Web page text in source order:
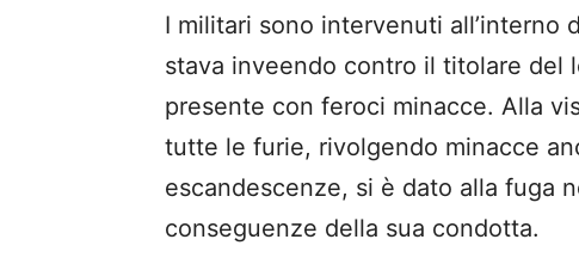
I militari sono intervenuti all’interno
stava inveendo contro il titolare del
presente con feroci minacce. Alla
tutte le furie, rivolgendo minacce
escandescenze, si è dato alla fuga
conseguenze della sua condotta.